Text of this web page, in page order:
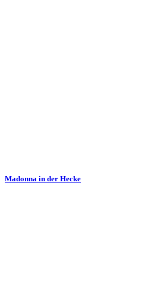
Madonna in der Hecke